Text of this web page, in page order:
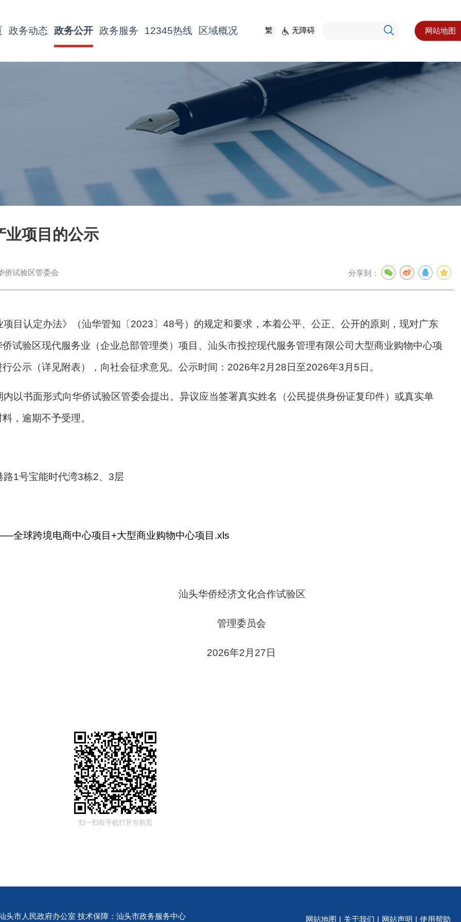
政务动态 政务公开 政务服务 12345热线 区域概况 繁 无障碍 网站地图
业项目的公示
侨试验区管委会 分享到：
认定办法》（汕华管知〔2023〕48号）的规定和要求，本着公平、公正、公开的原则，现对广东
试验区现代服务业（企业总部管理类）项目、汕头市投控现代服务管理有限公司大型商业购物中心项
公示（详见附表），向社会征求意见。公示时间：2026年2月28日至2026年3月5日。
书面形式向华侨试验区管委会提出。异议应当签署真实姓名（公民提供身份证复印件）或真实单
，逾期不予受理。
1号宝能时代湾3栋2、3层
全球跨境电商中心项目+大型商业购物中心项目.xls
文化合作试验区
员会
2月27日
扫一扫在手机打开当前页
网站地图 | 关于我们 | 网站声明 | 使用帮助
头市人民政府办公室 技术保障：汕头市政务服务中心